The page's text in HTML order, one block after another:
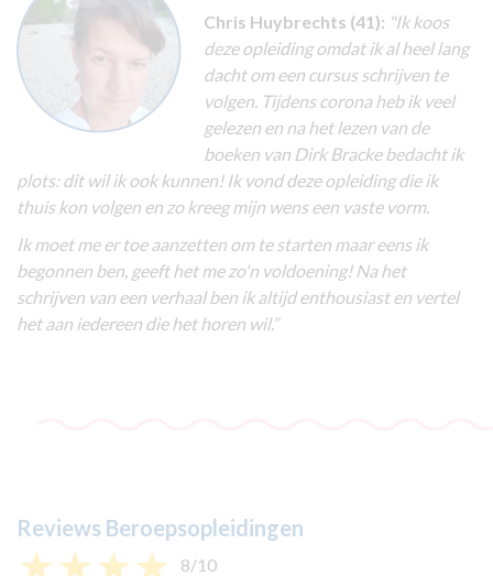
Chris Huybrechts (41): "Ik koos
deze opleiding omdat ik al heel lang
dacht om een cursus schrijven te
volgen. Tijdens corona heb ik veel
gelezen en na het lezen van de
boeken van Dirk Bracke bedacht ik
plots: dit wil ik ook kunnen! Ik vond deze opleiding die ik
thuis kon volgen en zo kreeg mijn wens een vaste vorm.
Ik moet me er toe aanzetten om te starten maar eens ik
begonnen ben, geeft het me zo'n voldoening! Na het
schrijven van een verhaal ben ik altijd enthousiast en vertel
het aan iedereen die het horen wil.”
Reviews Beroepsopleidingen
8/10